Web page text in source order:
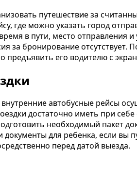
путешествие за
где можно указать город
в пути, место
за бронирование
предъявить его водителю с
автобусные рейсы
достаточно иметь при
необходимый пакет
для ребенка, если
перед датой выезда.